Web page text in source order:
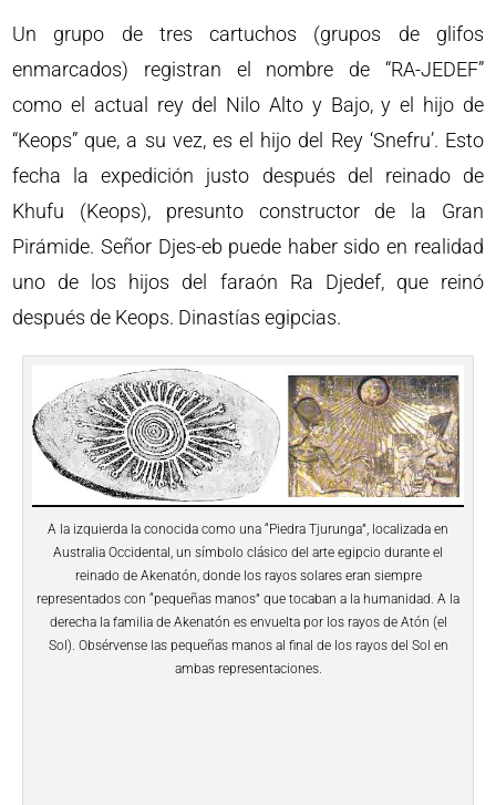
Un grupo de tres cartuchos (grupos de glifos
enmarcados) registran el nombre de “RA-JEDEF”
como el actual rey del Nilo Alto y Bajo, y el hijo de
“Keops” que, a su vez, es el hijo del Rey ‘Snefru’. Esto
fecha la expedición justo después del reinado de
Khufu (Keops), presunto constructor de la Gran
Pirámide. Señor Djes-eb puede haber sido en realidad
uno de los hijos del faraón Ra Djedef, que reinó
después de Keops. Dinastías egipcias.
A la izquierda la conocida como una “Piedra Tjurunga”, localizada en
Australia Occidental, un símbolo clásico del arte egipcio durante el
reinado de Akenatón, donde los rayos solares eran siempre
representados con “pequeñas manos” que tocaban a la humanidad. A la
derecha la familia de Akenatón es envuelta por los rayos de Atón (el
Sol). Obsérvense las pequeñas manos al final de los rayos del Sol en
ambas representaciones.